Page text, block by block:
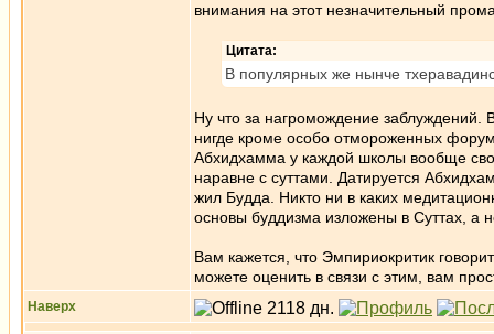
внимания на этот незначительный
Цитата:
В популярных же нынче
Ну что за нагромождение
нигде кроме особо отмороженных
Абхидхамма у каждой школы вообще
наравне с суттами. Датируется
жил Будда. Никто ни в каких
основы буддизма изложены в Суттах, а
Вам кажется, что Эмпириокритик
можете оценить в связи с этим, вам
Наверх